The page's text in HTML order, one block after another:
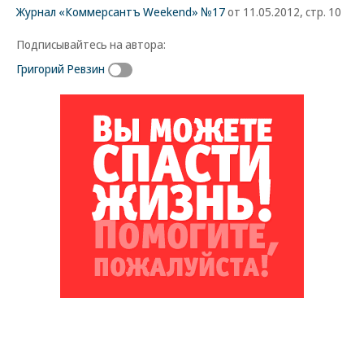
Журнал «Коммерсантъ Weekend» №17от 11.05.2012, стр. 10
Подписывайтесь на автора:
Григорий Ревзин